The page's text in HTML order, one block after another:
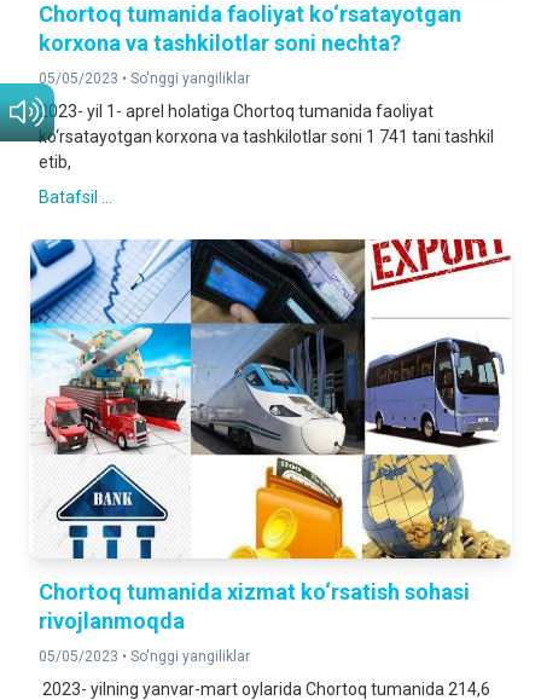
Chortoq tumanida faoliyat ko‘rsatayotgan
korxona va tashkilotlar soni nechta?
05/05/2023 • So'nggi yangiliklar
2023- yil 1- aprel holatiga Chortoq tumanida faoliyat
ko‘rsatayotgan korxona va tashkilotlar soni 1 741 tani tashkil
etib,
Batafsil ...
Chortoq tumanida xizmat ko‘rsatish sohasi
rivojlanmoqda
05/05/2023 • So'nggi yangiliklar
2023- yilning yanvar-mart oylarida Chortoq tumanida 214,6